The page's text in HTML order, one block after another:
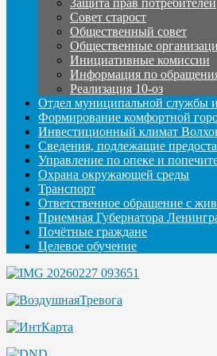
Совет старост
Общественный совет
Общественные
Инициативные комиссии
Информация по
Реализация 10-оз
Отдел муниципальной службы
Формирование комфортной
Инвестиционный климат
Сведения, подлежащие
Управление по опеке и
Охрана окружающей среды
Транспорт
Ответственное обращение с
Приемная Губернатора
Почётные граждане
Целевое обучение